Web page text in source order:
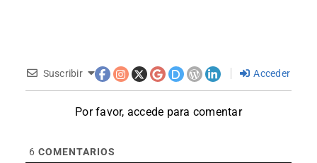
Suscribir Acceder
Por favor, accede para comentar
6 COMENTARIOS